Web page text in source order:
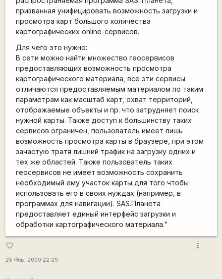
призванная унифицировать возможность загрузки и
просмотра карт большого количества
картографических online-сервисов.
Для чего это нужно:
В сети можно найти множество геосервисов
предоставляющих возможность просмотра
картографического материала, все эти сервисы
отличаются предоставляемым материалом по таким
параметрам как масштаб карт, охват территорий,
отображаемые объекты и пр. что затрудняет поиск
нужной карты. Также доступ к большинству таких
сервисов ограничен, пользователь имеет лишь
возможность просмотра карты в браузере, при этом
зачастую тратя лишний трафик на загрузку одних и
тех же областей. Также пользователь таких
геосервисов не имеет возможность сохранить
необходимый ему участок карты для того чтобы
использовать его в своих нуждах (например, в
программах для навигации). SAS.Планета
предоставляет единый интерфейс загрузки и
обработки картографического материала."
favorite_border
25 Фев, 2009 22:29
more_vert